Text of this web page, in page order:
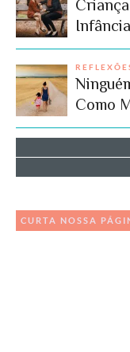
Como
CURTA NOSSA